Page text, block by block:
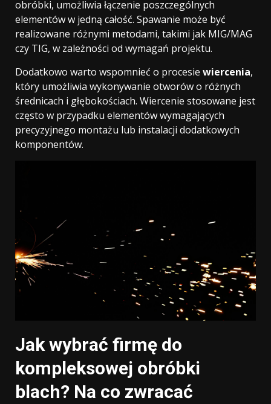
obróbki, umożliwia łączenie poszczególnych
elementów w jedną całość. Spawanie może być
realizowane różnymi metodami, takimi jak MIG/MAG
czy TIG, w zależności od wymagań projektu.
Dodatkowo warto wspomnieć o procesie wiercenia,
który umożliwia wykonywanie otworów o różnych
średnicach i głębokościach. Wiercenie stosowane jest
często w przypadku elementów wymagających
precyzyjnego montażu lub instalacji dodatkowych
komponentów.
Jak wybrać firmę do
kompleksowej obróbki
blach? Na co zwracać